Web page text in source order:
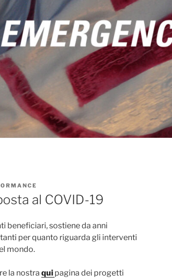
al COVID-19
beneficiari, sostiene da anni
per quanto riguarda gli interventi
mondo.
la nostra qui pagina dei progetti